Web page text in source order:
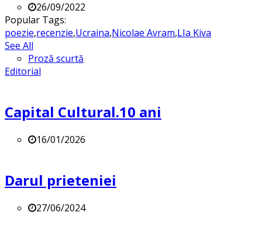
26/09/2022
Popular Tags:
poezie,recenzie,Ucraina,Nicolae Avram,LIa Kiva
See All
Proză scurtă
Editorial
Capital Cultural.10 ani
16/01/2026
Darul prieteniei
27/06/2024